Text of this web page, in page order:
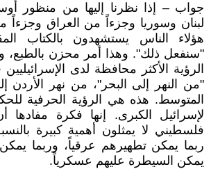
جواب – إذا نظرنا إليها من منظور
لبنان وسوريا وجزءاً من العراق
هؤلاء الناس يستشهدون بالكتاب
"سنفعل ذلك". وهذا أمر محزن بالطبع،
الرؤية الأكثر محافظة لدى
"من النهر إلى البحر"، من نهر الأردن
المتوسط. هذه هي الرؤية الحرفية
لإسرائيل الكبرى. إنها فكرة مفادها
فلسطيني لا يمثلون أهمية كبيرة
ربما يمكن تطهيرهم عرقياً، وربما
يمكن السيطرة عليهم عسكرياً.